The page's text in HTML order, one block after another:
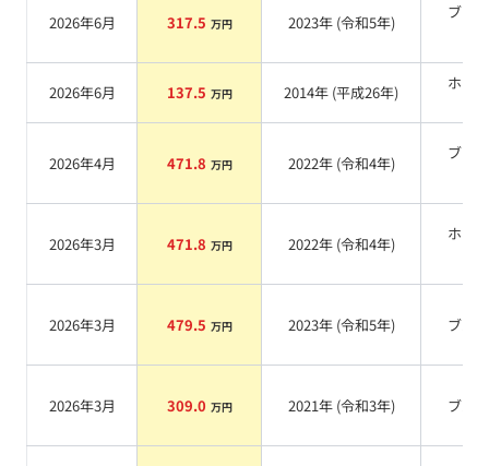
2026年6月 317.5 万円 2023年 (令和5年)
ブラ
2026年6月 137.5 万円 2014年 (平成26年)
ホワ
2026年4月 471.8 万円 2022年 (令和4年)
ブラ
2026年3月 471.8 万円 2022年 (令和4年)
ホワ
2026年3月 479.5 万円 2023年 (令和5年) ブルー
2026年3月 309.0 万円 2021年 (令和3年) ブルー